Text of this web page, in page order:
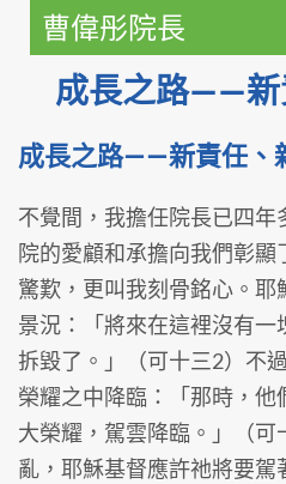
曹偉彤院長
成長之路——新
成長之路——新責任、
不覺間，我擔任院長已四
院的愛顧和承擔向我們彰
驚歎，更叫我刻骨銘心。
景況：「將來在這裡沒有
拆毀了。」（可十三2）不
榮耀之中降臨：「那時，他
大榮耀，駕雲降臨。」（
亂，耶穌基督應許祂將要